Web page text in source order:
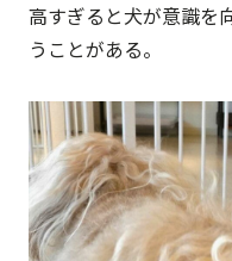
高すぎると犬が意識を
うことがある。